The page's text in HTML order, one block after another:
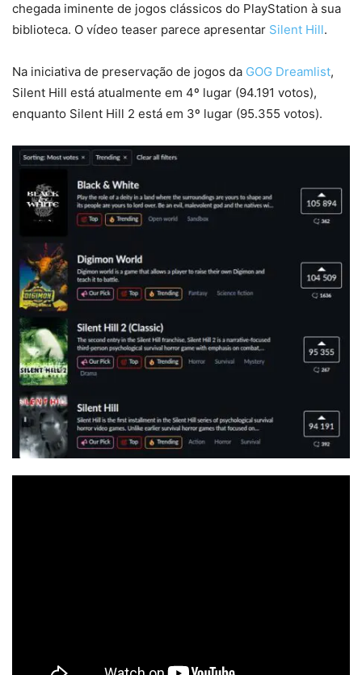
chegada iminente de jogos clássicos do PlayStation à sua
biblioteca. O vídeo teaser parece apresentar Silent Hill.
Na iniciativa de preservação de jogos da GOG Dreamlist,
Silent Hill está atualmente em 4º lugar (94.191 votos),
enquanto Silent Hill 2 está em 3º lugar (95.355 votos).